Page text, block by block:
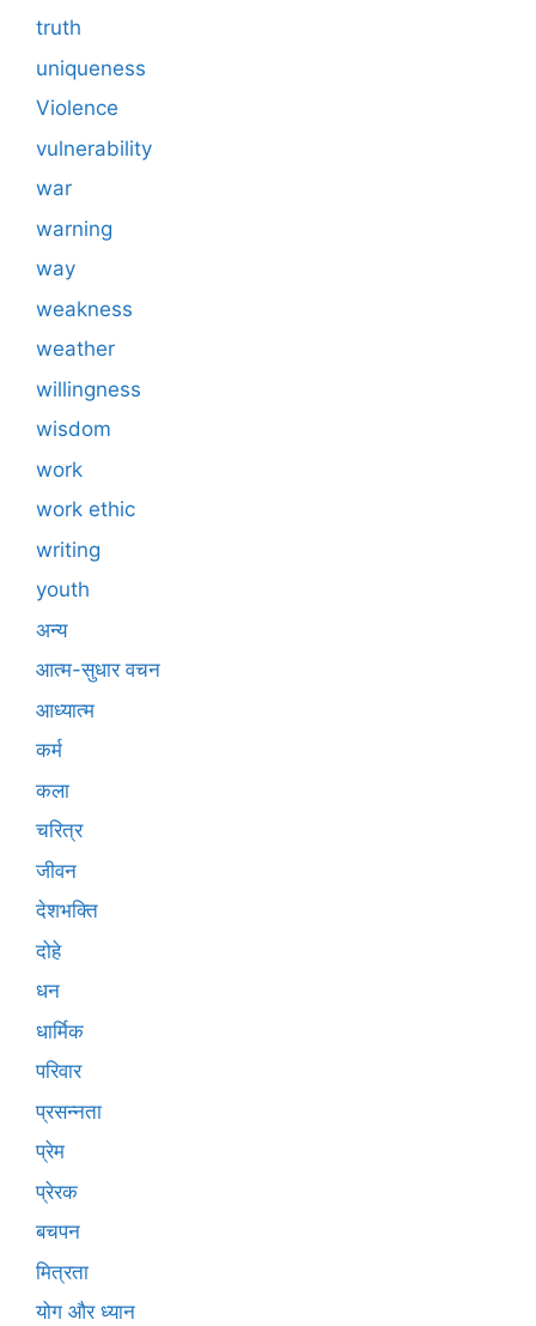
truth
uniqueness
Violence
vulnerability
war
warning
way
weakness
weather
willingness
wisdom
work
work ethic
writing
youth
अन्य
आत्म-सुधार वचन
आध्यात्म
कर्म
कला
चरित्र
जीवन
देशभक्ति
दोहे
धन
धार्मिक
परिवार
प्रसन्नता
प्रेम
प्रेरक
बचपन
मित्रता
योग और ध्यान